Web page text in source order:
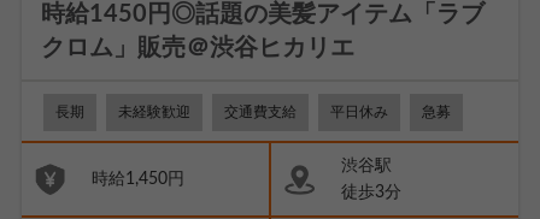
時給1450円◎話題の美髪アイテム「ラブ
クロム」販売＠渋谷ヒカリエ
長期 未経験歓迎 交通費支給 平日休み 急募
時給1,450円
渋谷駅
徒歩3分